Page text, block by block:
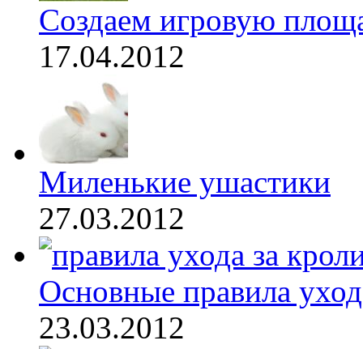
Создаем игровую
17.04.2012
Миленькие ушастики
27.03.2012
Основные правила
23.03.2012